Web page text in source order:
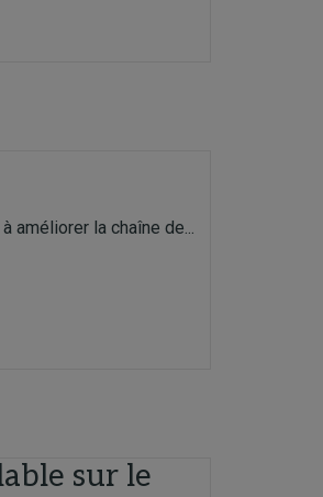
améliorer la chaîne de...
sur le